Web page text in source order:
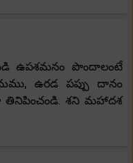
ఉపశమనం పొందాలంటే
ఉరడ పప్పు దానం
తినిపించండి. శని మహాదశ